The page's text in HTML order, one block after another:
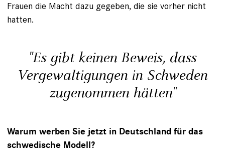
Frauen die Macht dazu gegeben, die sie vorher nicht
hatten.
"Es gibt keinen Beweis, dass
Vergewaltigungen in Schweden
zugenommen hätten"
Warum werben Sie jetzt in Deutschland für das
schwedische Modell?